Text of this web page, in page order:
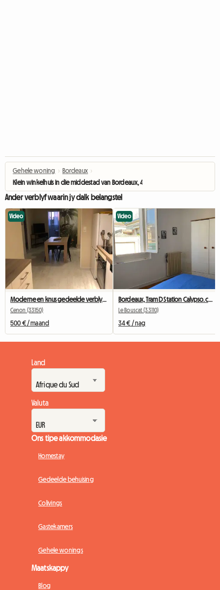
Gehele woning › Bordeaux ›
Klein winkelhuis in die middestad van Bordeaux, 49m²
Ander verblyf waarin jy dalk belangstel
Video
Moderne en knus gedeelde verblyf Cenon/Bastide – 2 kamers beskikbaar
Cenon (33150)
500 € / maand
Video
Bordeaux, Tram D Station Calypso.ch+SDB+wc Privées
Le Bouscat (33110)
34 € / nag
Land
Valuta
Ons tipe akkommodasie
Homestay
Gedeelde behuising
Colivings
Gastekamers
Gehele wonings
Maatskappy
Blog